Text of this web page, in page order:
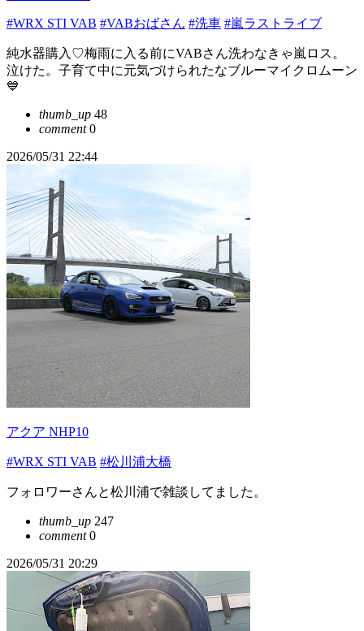
#WRX STI VAB #VABおばさん #洗車 #嵐ラストライブ
純水器購入♡梅雨に入る前にVABさん洗わなきゃ嵐ロス。
泣けた。子育て中に元気づけられたなブルーマイクロムーン
💙
thumb_up 48
comment0
2026/05/31 22:44
アクア NHP10
#WRX STI VAB #松川浦大橋
フォロワーさんと松川浦で雑談してました。
thumb_up 247
comment0
2026/05/31 20:29